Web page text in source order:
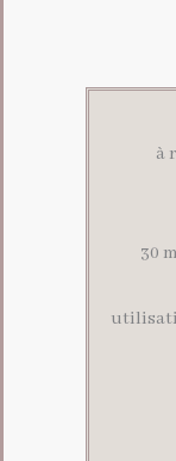
à
30